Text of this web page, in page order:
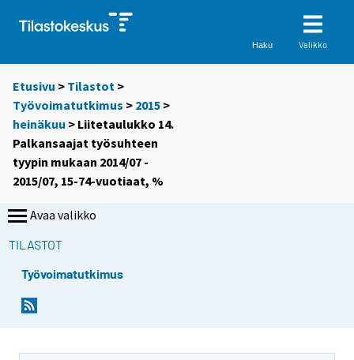
Haku Valikko
Etusivu > Tilastot >
Työvoimatutkimus > 2015 >
heinäkuu > Liitetaulukko 14.
Palkansaajat työsuhteen
tyypin mukaan 2014/07 -
2015/07, 15-74-vuotiaat, %
Avaa valikko
TILASTOT
Työvoimatutkimus